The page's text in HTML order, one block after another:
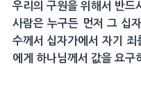
우리의 구원을 위해서 반드
사람은 누구든 먼저 그 십
수께서 십자가에서 자기
에게 하나님께서 값을 요구